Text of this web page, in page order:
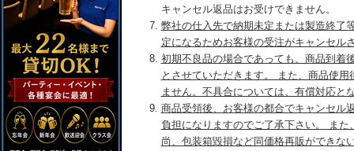
キャンセル返品はお受けできません。
弊社の仕入先で納期未定または製造終了
定になるためお客様の受注がキャンセル
初期不良品の場合であっても、商品到着
とさせていただきます。 また、商品使
ません。不具合については、有償対応と
商品受領後、お客様の都合でキャンセル
負担になりますのでご了承下さい。 ま
尚、包装箱毀損など同価格再販ができな